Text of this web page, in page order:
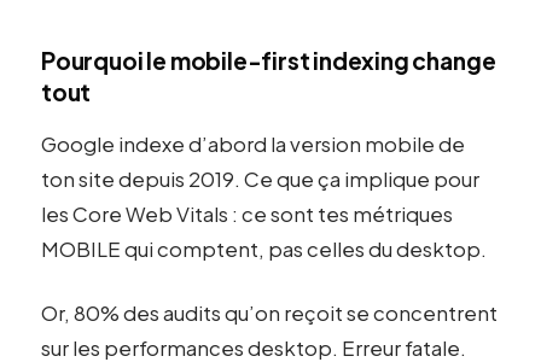
Pourquoi le mobile-first indexing change
tout
Google indexe d’abord la version mobile de
ton site depuis 2019. Ce que ça implique pour
les Core Web Vitals : ce sont tes métriques
MOBILE qui comptent, pas celles du desktop.
Or, 80% des audits qu’on reçoit se concentrent
sur les performances desktop. Erreur fatale.